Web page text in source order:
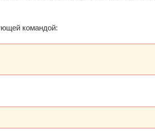
командой: